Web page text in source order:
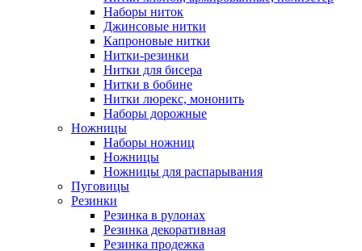
Наборы ниток
Джинсовые нитки
Капроновые нитки
Нитки-резинки
Нитки для бисера
Нитки в бобине
Нитки люрекс, мононить
Наборы дорожные
Ножницы
Наборы ножниц
Ножницы
Ножницы для распарывания
Пуговицы
Резинки
Резинка в рулонах
Резинка декоративная
Резинка продежка